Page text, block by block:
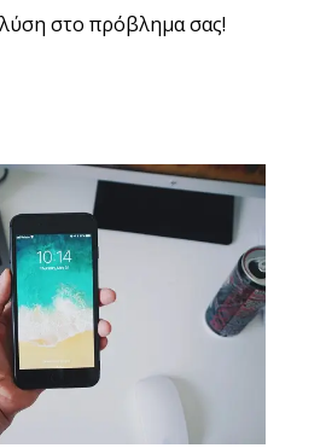
στο πρόβλημα σας!